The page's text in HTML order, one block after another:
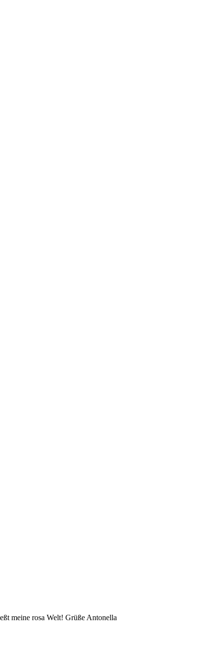
meine rosa Welt! Grüße Antonella